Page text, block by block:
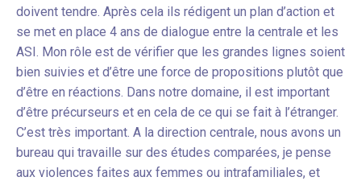
doivent tendre. Après cela ils rédigent un plan d’action et
se met en place 4 ans de dialogue entre la centrale et les
ASI. Mon rôle est de vérifier que les grandes lignes soient
bien suivies et d’être une force de propositions plutôt que
d’être en réactions. Dans notre domaine, il est important
d’être précurseurs et en cela de ce qui se fait à l’étranger.
C’est très important. A la direction centrale, nous avons un
bureau qui travaille sur des études comparées, je pense
aux violences faites aux femmes ou intrafamiliales, et